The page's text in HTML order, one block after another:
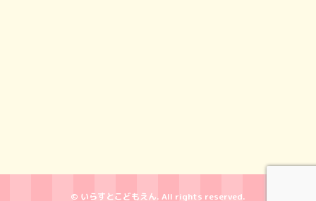
© いらすとこどもえん. All rights reserved.